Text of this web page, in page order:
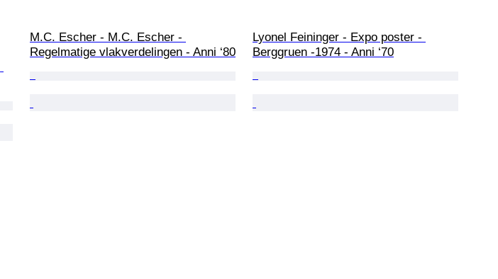
M.C. Escher - M.C. Escher -
Regelmatige vlakverdelingen - Anni ‘80
Lyonel Feininger - Expo poster -
Berggruen -1974 - Anni ‘70